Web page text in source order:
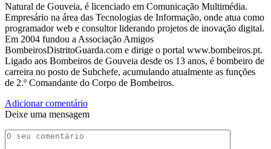
Natural de Gouveia, é licenciado em Comunicação Multimédia.
Empresário na área das Tecnologias de Informação, onde atua como
programador web e consultor liderando projetos de inovação digital.
Em 2004 fundou a Associação Amigos
BombeirosDistritoGuarda.com e dirige o portal www.bombeiros.pt.
Ligado aos Bombeiros de Gouveia desde os 13 anos, é bombeiro de
carreira no posto de Subchefe, acumulando atualmente as funções
de 2.º Comandante do Corpo de Bombeiros.
Adicionar comentário
Deixe uma mensagem